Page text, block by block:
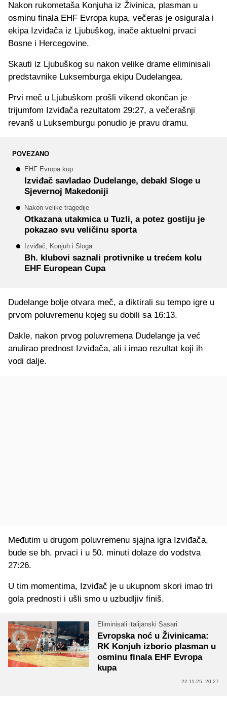
Nakon rukometaša Konjuha iz Živinica, plasman u
osminu finala EHF Evropa kupa, večeras je osigurala i
ekipa Izviđača iz Ljubuškog, inače aktuelni prvaci
Bosne i Hercegovine.
Skauti iz Ljubuškog su nakon velike drame eliminisali
predstavnike Luksemburga ekipu Dudelangea.
Prvi meč u Ljubuškom prošli vikend okončan je
trijumfom Izviđača rezultatom 29:27, a večerašnji
revanš u Luksemburgu ponudio je pravu dramu.
POVEZANO
EHF Evropa kup
Izviđač savladao Dudelange, debakl Sloge u
Sjevernoj Makedoniji
Nakon velike tragedije
Otkazana utakmica u Tuzli, a potez gostiju je
pokazao svu veličinu sporta
Izviđač, Konjuh i Sloga
Bh. klubovi saznali protivnike u trećem kolu
EHF European Cupa
Dudelange bolje otvara meč, a diktirali su tempo igre u
prvom poluvremenu kojeg su dobili sa 16:13.
Dakle, nakon prvog poluvremena Dudelange ja već
anulirao prednost Izviđača, ali i imao rezultat koji ih
vodi dalje.
Međutim u drugom poluvremenu sjajna igra Izviđača,
bude se bh. prvaci i u 50. minuti dolaze do vodstva
27:26.
U tim momentima, Izviđač je u ukupnom skori imao tri
gola prednosti i ušli smo u uzbudljiv finiš.
Eliminisali italijanski Sasari
Evropska noć u Živinicama:
RK Konjuh izborio plasman u
osminu finala EHF Evropa
kupa
22.11.25. 20:27